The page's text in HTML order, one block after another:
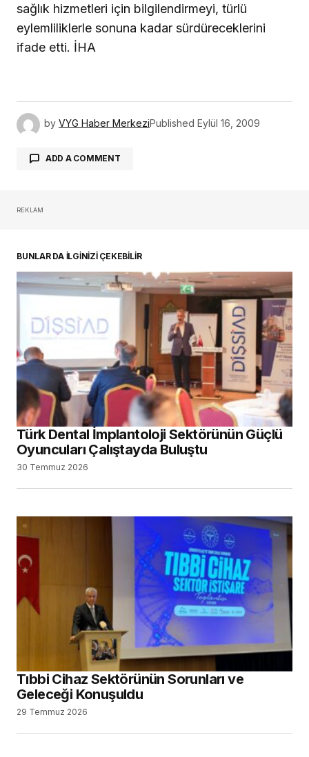
sağlık hizmetleri için bilgilendirmeyi, türlü
eylemliliklerle sonuna kadar sürdüreceklerini
ifade etti. İHA
by VYG Haber MerkeziPublished Eylül 16, 2009
ADD A COMMENT
REKLAM
BUNLAR DA İLGİNİZİ ÇEKEBİLİR
Türk Dental İmplantoloji Sektörünün Güçlü
Oyuncuları Çalıştayda Buluştu
30 Temmuz 2026
Tıbbi Cihaz Sektörünün Sorunları ve
Geleceği Konuşuldu
29 Temmuz 2026